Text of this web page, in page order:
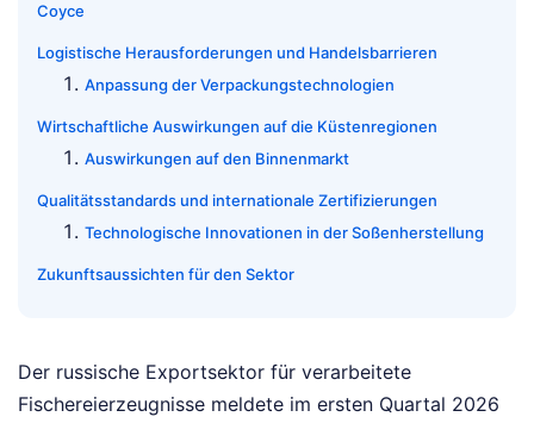
Соусе
Logistische Herausforderungen und Handelsbarrieren
Anpassung der Verpackungstechnologien
Wirtschaftliche Auswirkungen auf die Küstenregionen
Auswirkungen auf den Binnenmarkt
Qualitätsstandards und internationale Zertifizierungen
Technologische Innovationen in der Soßenherstellung
Zukunftsaussichten für den Sektor
Der russische Exportsektor für verarbeitete
Fischereierzeugnisse meldete im ersten Quartal 2026